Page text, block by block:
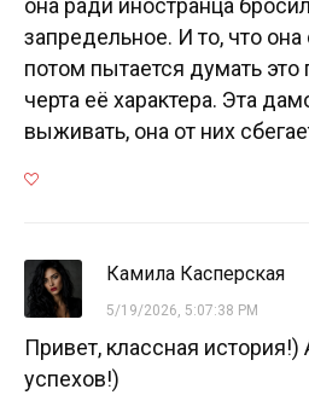
запредельное. И то, что она
потом пытается думать
черта её характера. Эта
выживать, она от них
Камила Касперская
5/19/2026, 5:07:38 PM
Привет, классная история!)
успехов!)